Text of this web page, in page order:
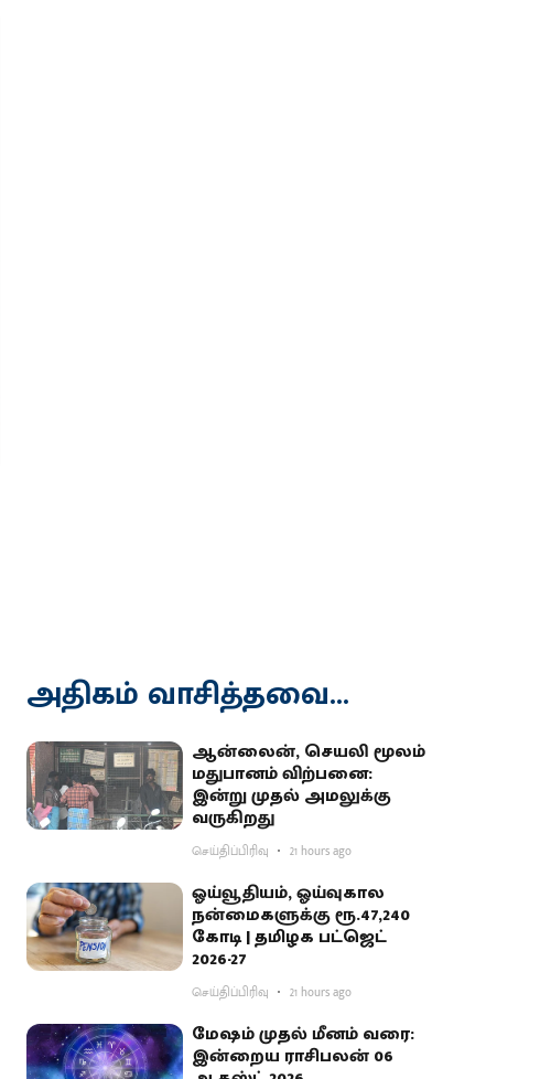
அதிகம் வாசித்தவை...
ஆன்லைன், செயலி மூலம்
மதுபானம் விற்பனை:
இன்று முதல் அமலுக்கு
வருகிறது
செய்திப்பிரிவு 21 hours ago
ஓய்வூதியம், ஓய்வுகால
நன்மைகளுக்கு ரூ.47,240
கோடி | தமிழக பட்ஜெட்
2026-27
செய்திப்பிரிவு 21 hours ago
மேஷம் முதல் மீனம் வரை:
இன்றைய ராசிபலன் 06